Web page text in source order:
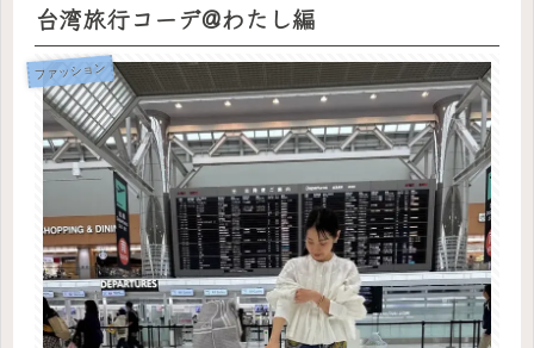
台湾旅行コーデ@わたし編
ファッション